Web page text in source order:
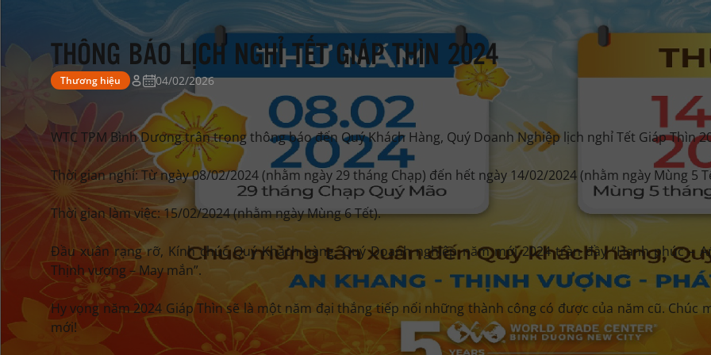
THÔNG BÁO LỊCH NGHỈ TẾT GIÁP THÌN 2024
Thương hiệu 04/02/2026
WTC TPM Bình Dương trân trọng thông báo đến Quý Khách Hàng, Quý Doanh Nghiệp lịch nghỉ Tết Giáp Thìn
Thời gian nghỉ: Từ ngày 08/02/2024 (nhằm ngày 29 tháng Chạp) đến hết ngày 14/02/2024 (nhằm ngày Mùng 5
Thời gian làm việc: 15/02/2024 (nhằm ngày Mùng 6 Tết).
Đầu xuân rạng rỡ, Kính chúc Quý Khách hàng, Quý Doanh nghiệp năm mới 2024 tràn đầy “Hạnh phúc –
Thịnh vượng – May mắn”.
Hy vọng năm 2024 Giáp Thìn sẽ là một năm đại thắng tiếp nối những thành công có được của năm cũ. Chúc
mới!